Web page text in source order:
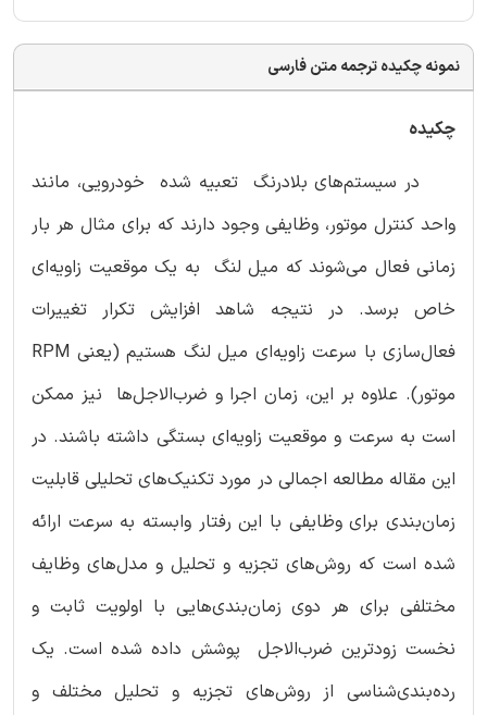
نمونه چکیده ترجمه متن فارسی
چکیده
در سیستم‌های بلادرنگ تعبیه شده خودرویی، مانند
واحد کنترل موتور، وظایفی وجود دارند که برای مثال هر بار
زمانی فعال می‌شوند که میل لنگ به یک موقعیت زاویه‌ای
خاص برسد. در نتیجه شاهد افزایش تکرار تغییرات
فعال‌سازی با سرعت زاویه‌ای میل لنگ هستیم (یعنی RPM
موتور). علاوه بر این، زمان اجرا و ضرب‌الاجل‌ها نیز ممکن
است به سرعت و موقعیت زاویه‌ای بستگی داشته باشند. در
این مقاله مطالعه اجمالی در مورد تکنیک‌های تحلیلی قابلیت
زمان‌بندی برای وظایفی با این رفتار وابسته به سرعت ارائه
شده است که روش‌های تجزیه و تحلیل و مدل‌های وظایف
مختلفی برای هر دوی زمان‌بندی‌هایی با اولویت ثابت و
نخست زودترین ضرب‌الاجل پوشش داده شده است. یک
رده‌بندی‌شناسی از روش‌های تجزیه و تحلیل مختلف و